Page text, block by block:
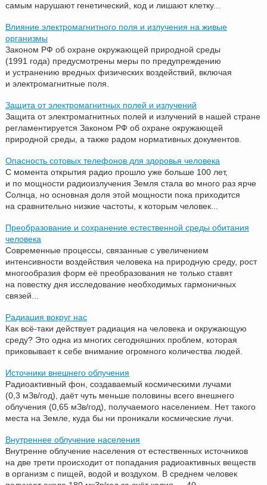
самым нарушают генетический, код и лишают клетку...
Влияние электромагнитного поля и излучения на живые
организмы
Законом РФ об охране окружающей природной среды
(1991 года) предусмотрены меры по предупреждению
и устранению вредных физических воздействий, включая
и электромагнитные поля.
Защита от электромагнитных полей и излучений
Защита от электромагнитных полей и излучений в нашей стране
регламентируется Законом РФ об охране окружающей
природной среды, а также радом нормативных документов.
Опасность сотовых телефонов для здоровья человека
С момента открытия радио прошло уже больше 100 лет,
и по мощности радиоизлучения Земля стала во много раз ярче
Солнца, но основная доля этой мощности пока приходится
на сравнительно низкие частоты, к которым человек...
Преобразование и сохранение естественной среды обитания
человека
Современные процессы, связанные с увеличением
интенсивности воздействия человека на природную среду, рост
многообразия форм её преобразования не только ставят
на повестку дня исследование необходимых гармоничных
связей...
Радиация вокруг нас
Как всё-таки действует радиация на человека и окружающую
среду? Это одна из многих сегодняшних проблем, которая
приковывает к себе внимание огромного количества людей.
Источники внешнего облучения
Радиоактивный фон, создаваемый космическими лучами
(0,3 мЗв/год), даёт чуть меньше половины всего внешнего
облучения (0,65 мЗв/год), получаемого населением. Нет такого
места на Земле, куда бы ни проникали космические лучи.
Внутреннее облучение населения
Внутренне облучение населения от естественных источников
на две трети происходит от попадания радиоактивных веществ
в организм с пищей, водой и воздухом. В среднем человек